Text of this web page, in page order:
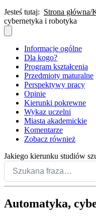
Jesteś tutaj: Strona główna
cybernetyka i robotyka
Informacje ogólne
Dla kogo?
Program kształcenia
Przedmioty maturalne
Perspektywy pracy
Opinie
Kierunki pokrewne
Wykaz uczelni
Miasta akademickie
Komentarze
Zobacz również
Jakiego kierunku studiów
Automatyka,